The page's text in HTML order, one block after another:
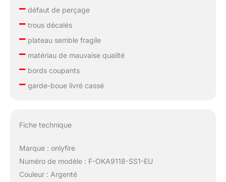
–défaut de perçage
–trous décalés
–plateau semble fragile
–matériau de mauvaise qualité
–bords coupants
–garde-boue livré cassé
Fiche technique
Marque : onlyfire
Numéro de modèle : F-OKA9118-SS1-EU
Couleur : Argenté